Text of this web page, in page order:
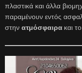
πλαστικά και άλλα
παραμένουν εντός
στην ατμόσφαιρα και